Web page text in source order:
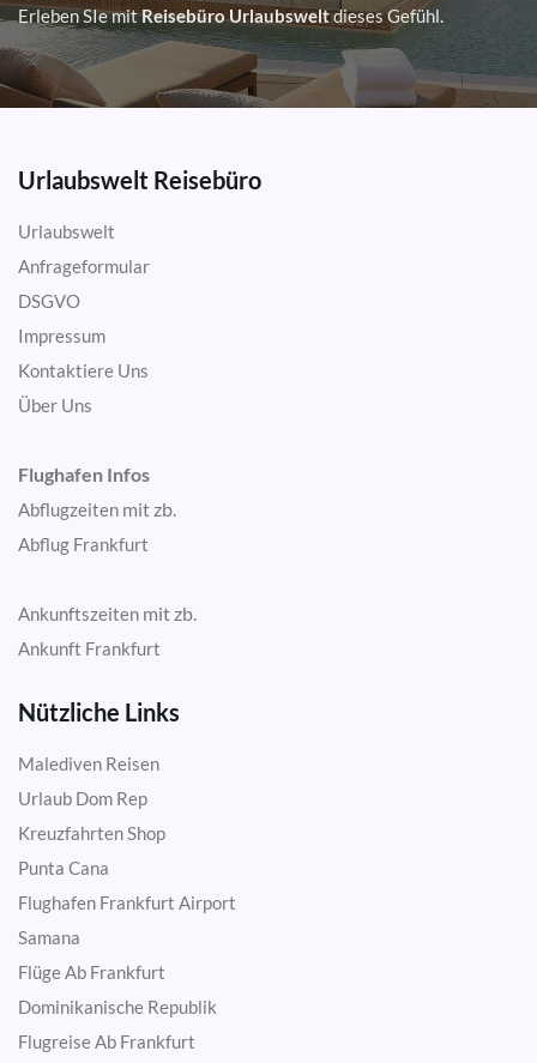
Erleben SIe mitReisebüro Urlaubsweltdieses Gefühl.
Urlaubswelt Reisebüro
Urlaubswelt
Anfrageformular
DSGVO
Impressum
Kontaktiere Uns
Über Uns
Flughafen Infos
Abflugzeiten mit zb.
Abflug Frankfurt
Ankunftszeiten mit zb.
Ankunft Frankfurt
Nützliche Links
Malediven Reisen
Urlaub Dom Rep
Kreuzfahrten Shop
Punta Cana
Flughafen Frankfurt Airport
Samana
Flüge Ab Frankfurt
Dominikanische Republik
Flugreise Ab Frankfurt